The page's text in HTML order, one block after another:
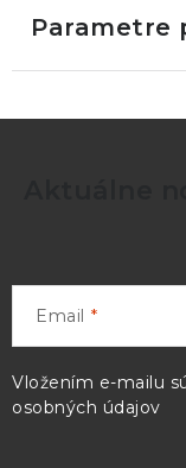
Parametre
Email
Vložením e-mailu
osobných údajov